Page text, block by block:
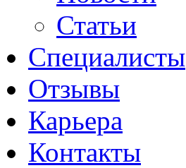
Статьи
Специалисты
Отзывы
Карьера
Контакты